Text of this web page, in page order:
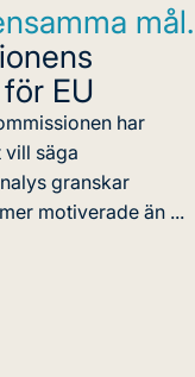
mål.
EU
har
säga
granskar
motiverade än ...